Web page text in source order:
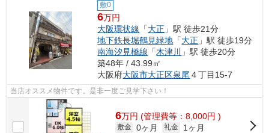
敷0
6万円
大阪環状線 「大正 」駅 徒歩21分
地下鉄長堀鶴見緑地 「大正 」駅 徒歩19分
南海汐見橋線 「木津川
」駅 徒歩20分
築48年 / 43.99㎡
大阪府大阪市大正区泉尾 ４丁目15-7
当店オススメ物件です。是非一度ご見学下さい！
6万円 (管理費等：8,000円 )
敷金 0ヶ月 礼金
1ヶ月